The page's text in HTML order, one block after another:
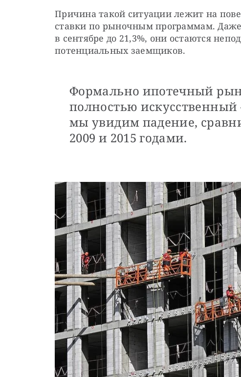
Причина такой ситуации лежит на
ставки по рыночным программам.
в сентябре до 21,3%, они остаются
потенциальных заемщиков.
Формально ипотечный
полностью
мы увидим падение,
2009 и 2015 годами.